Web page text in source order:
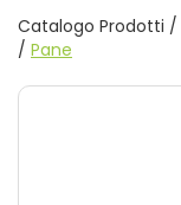
Catalogo Prodotti /
/ Pane